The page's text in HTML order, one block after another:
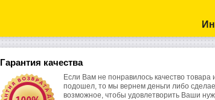
Гарантия качества
Если Вам не понравилось качество товара
подошел, то мы вернем деньги либо
возможное, чтобы удовлетворить Ваши